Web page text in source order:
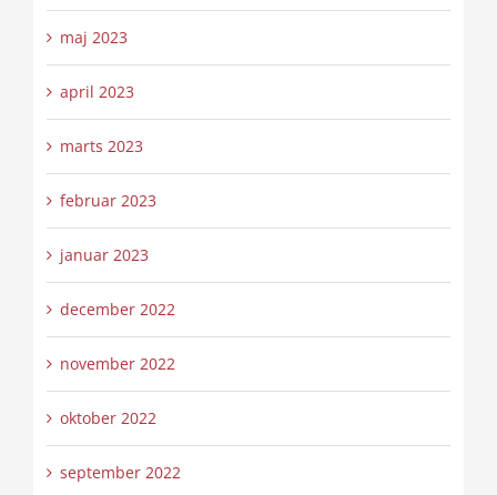
maj 2023
april 2023
marts 2023
februar 2023
januar 2023
december 2022
november 2022
oktober 2022
september 2022